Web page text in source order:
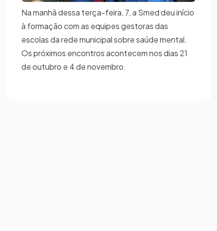
Na manhã dessa terça-feira, 7, a Smed deu início
à formação com as equipes gestoras das
escolas da rede municipal sobre saúde mental.
Os próximos encontros acontecem nos dias 21
de outubro e 4 de novembro.